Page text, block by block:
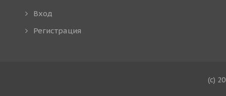
Вход
Регистрация
(c)